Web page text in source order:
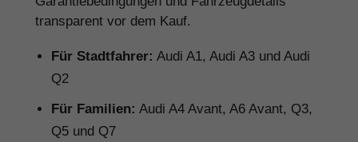
transparent vor dem Kauf.
Für Stadtfahrer: Audi A1, Audi A3 und Audi
Q2
Für Familien: Audi A4 Avant, A6 Avant, Q3,
Q5 und Q7